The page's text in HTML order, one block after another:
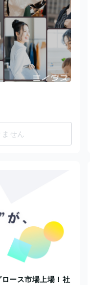
せん
ース市場上場！社